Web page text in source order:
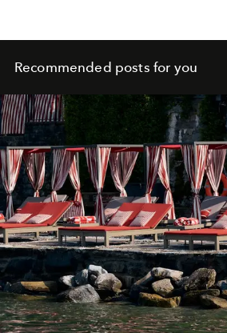
Recommended posts for you